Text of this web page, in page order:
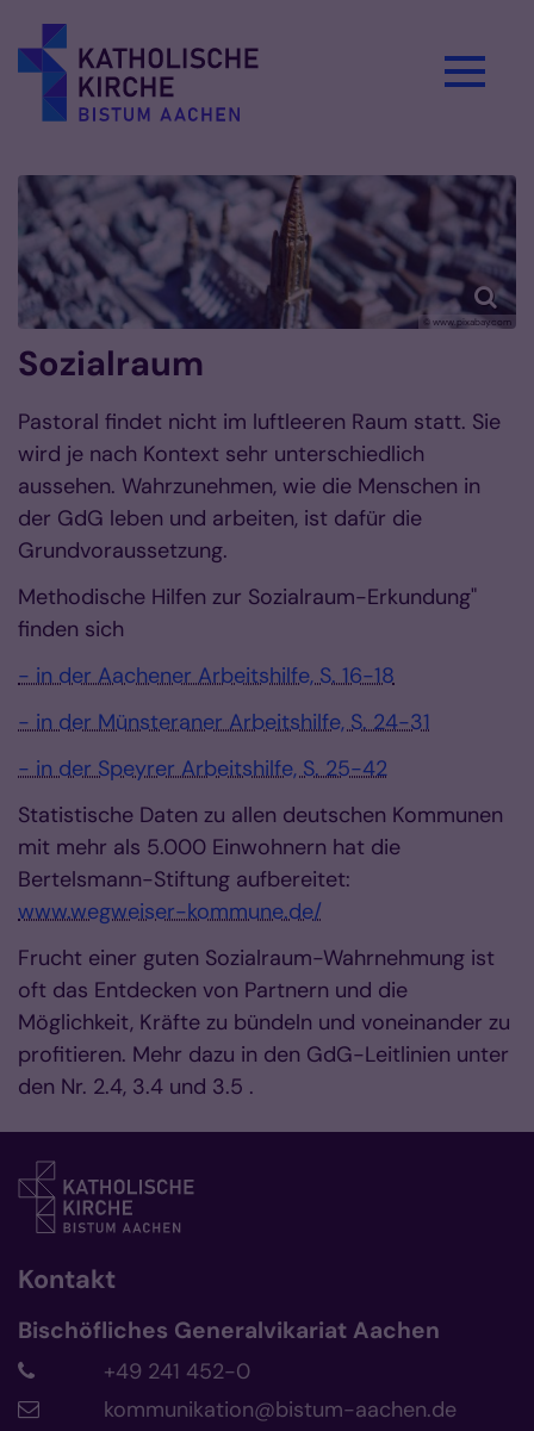
© www.pixabay.com
Sozialraum
Pastoral findet nicht im luftleeren Raum statt. Sie
wird je nach Kontext sehr unterschiedlich
aussehen. Wahrzunehmen, wie die Menschen in
der GdG leben und arbeiten, ist dafür die
Grundvoraussetzung.
Methodische Hilfen zur Sozialraum-Erkundung"
finden sich
- in der Aachener Arbeitshilfe, S. 16-18
- in der Münsteraner Arbeitshilfe, S. 24-31
- in der Speyrer Arbeitshilfe, S. 25-42
Statistische Daten zu allen deutschen Kommunen
mit mehr als 5.000 Einwohnern hat die
Bertelsmann-Stiftung aufbereitet:
www.wegweiser-kommune.de/
Frucht einer guten Sozialraum-Wahrnehmung ist
oft das Entdecken von Partnern und die
Möglichkeit, Kräfte zu bündeln und voneinander zu
profitieren. Mehr dazu in den GdG-Leitlinien unter
den Nr. 2.4, 3.4 und 3.5 .
Kontakt
Bischöfliches Generalvikariat Aachen
+49 241 452-0
kommunikation@bistum-aachen.de